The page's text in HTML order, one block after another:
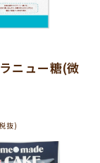
ニュー糖(微
抜)